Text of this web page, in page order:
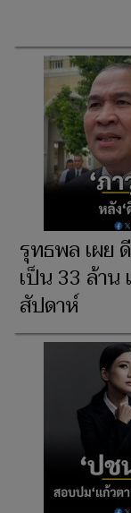
รุทธพล เผย
เป็น 33 ล้าน
สัปดาห์